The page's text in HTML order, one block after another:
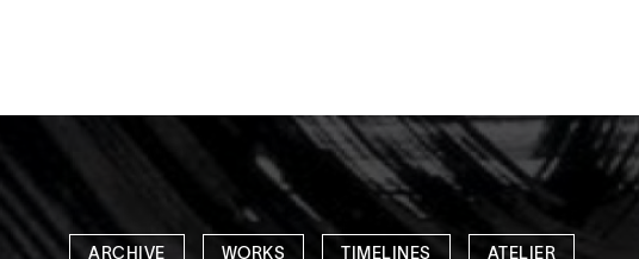
ARCHIVE WORKS TIMELINES ATELIER